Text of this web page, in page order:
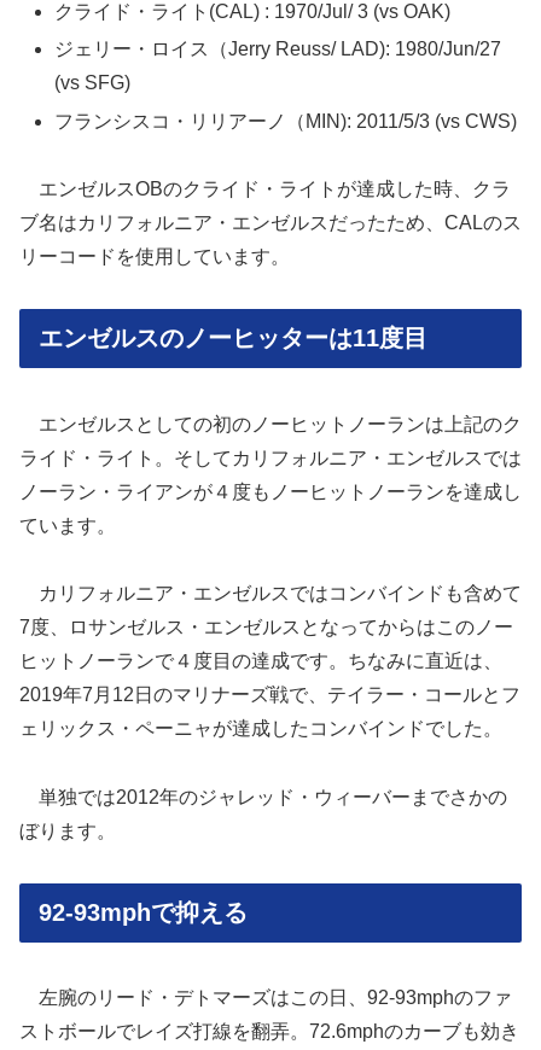
クライド・ライト(CAL) : 1970/Jul/ 3 (vs OAK)
ジェリー・ロイス（Jerry Reuss/ LAD): 1980/Jun/27
(vs SFG)
フランシスコ・リリアーノ（MIN): 2011/5/3 (vs CWS)
エンゼルスOBのクライド・ライトが達成した時、クラ
ブ名はカリフォルニア・エンゼルスだったため、CALのス
リーコードを使用しています。
エンゼルスのノーヒッターは11度目
エンゼルスとしての初のノーヒットノーランは上記のク
ライド・ライト。そしてカリフォルニア・エンゼルスでは
ノーラン・ライアンが４度もノーヒットノーランを達成し
ています。
カリフォルニア・エンゼルスではコンバインドも含めて
7度、ロサンゼルス・エンゼルスとなってからはこのノー
ヒットノーランで４度目の達成です。ちなみに直近は、
2019年7月12日のマリナーズ戦で、テイラー・コールとフ
ェリックス・ペーニャが達成したコンバインドでした。
単独では2012年のジャレッド・ウィーバーまでさかの
ぼります。
92-93mphで抑える
左腕のリード・デトマーズはこの日、92-93mphのファ
ストボールでレイズ打線を翻弄。72.6mphのカーブも効き